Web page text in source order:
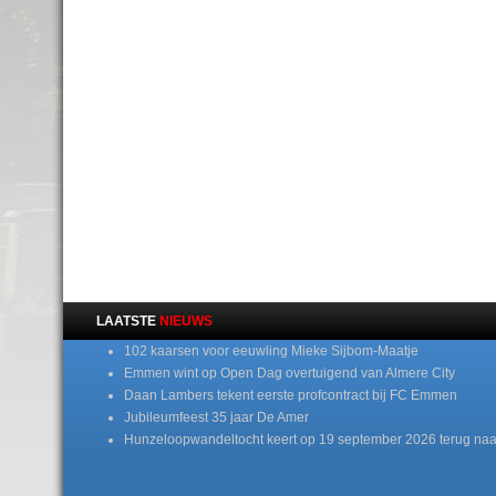
LAATSTE NIEUWS
102 kaarsen voor eeuwling Mieke Sijbom-Maatje
Emmen wint op Open Dag overtuigend van Almere City
Daan Lambers tekent eerste profcontract bij FC Emmen
Jubileumfeest 35 jaar De Amer
Hunzeloopwandeltocht keert op 19 september 2026 terug